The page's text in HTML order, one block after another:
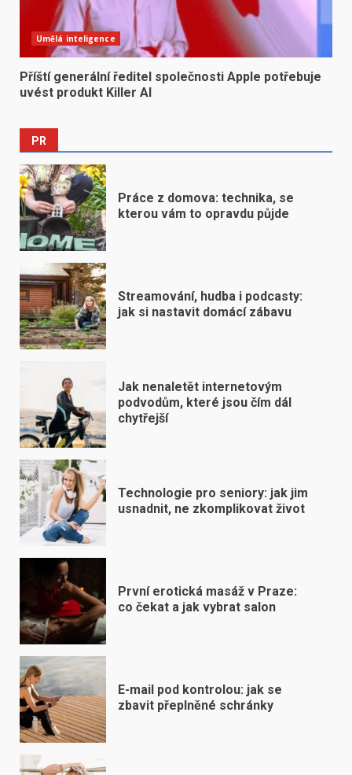
Umělá inteligence
Příští generální ředitel společnosti Apple potřebuje
uvést produkt Killer AI
PR
Práce z domova: technika, se
kterou vám to opravdu půjde
Streamování, hudba i podcasty:
jak si nastavit domácí zábavu
Jak nenaletět internetovým
podvodům, které jsou čím dál
chytřejší
Technologie pro seniory: jak jim
usnadnit, ne zkomplikovat život
První erotická masáž v Praze:
co čekat a jak vybrat salon
E-mail pod kontrolou: jak se
zbavit přeplněné schránky